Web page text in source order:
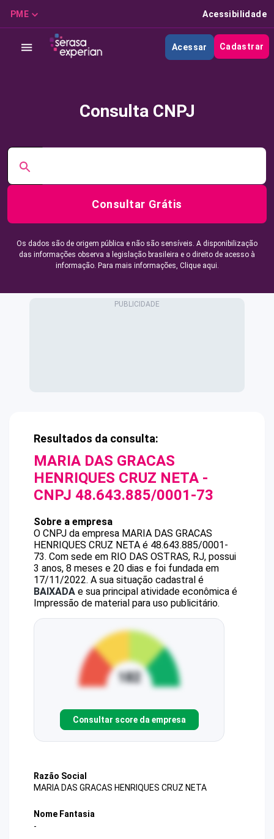
PME Acessibilidade
Acessar Cadastrar
Consulta CNPJ
Consultar Grátis
Os dados são de origem pública e não são sensíveis. A disponibilização
das informações observa a legislação brasileira e o direito de acesso à
informação. Para mais informações, Clique aqui.
Resultados da consulta:
MARIA DAS GRACAS
HENRIQUES CRUZ NETA -
CNPJ 48.643.885/0001-73
Sobre a empresa
O CNPJ da empresa MARIA DAS GRACAS
HENRIQUES CRUZ NETA é 48.643.885/0001-
73. Com sede em RIO DAS OSTRAS, RJ, possui
3 anos, 8 meses e 20 dias e foi fundada em
17/11/2022. A sua situação cadastral é
BAIXADA e sua principal atividade econômica é
Impressão de material para uso publicitário.
Consultar score da empresa
Razão Social
MARIA DAS GRACAS HENRIQUES CRUZ NETA
Nome Fantasia
-